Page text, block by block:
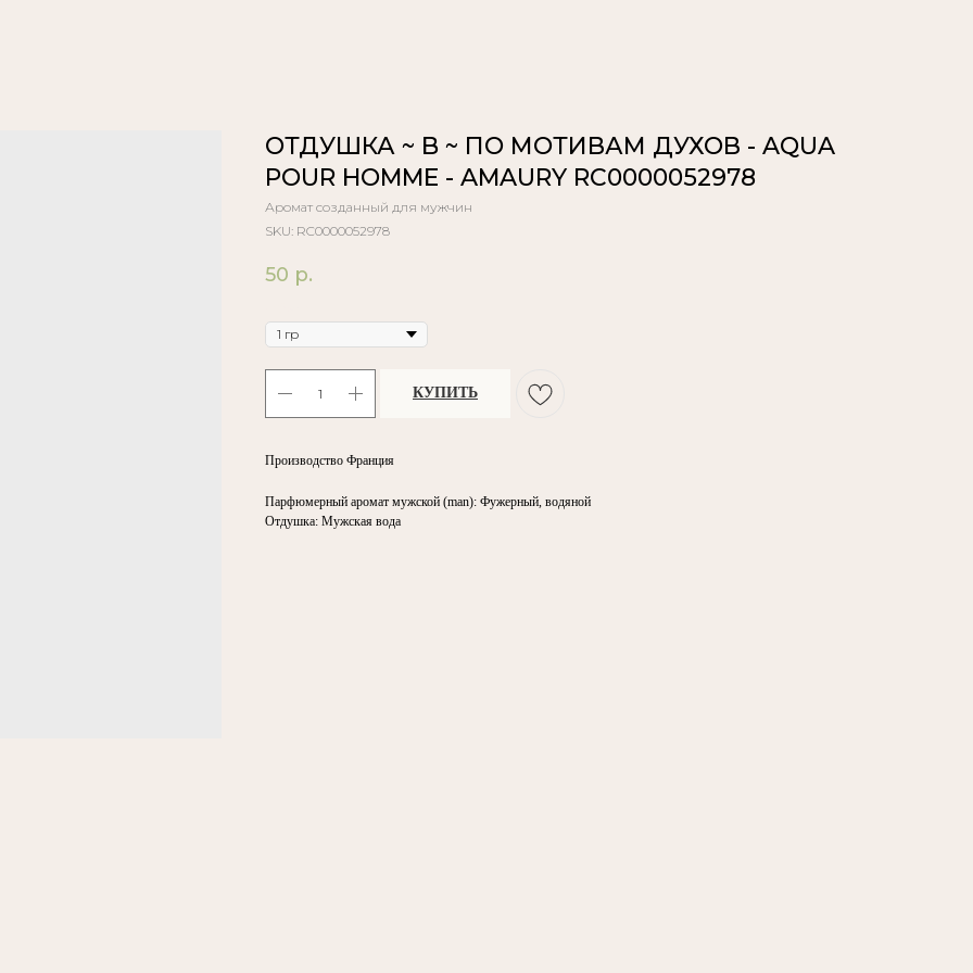
ОТДУШКА ~ B ~ ПО МОТИВАМ ДУХОВ - AQUA
POUR HOMME - AMAURY RC0000052978
Аромат созданный для мужчин
SKU: RC0000052978
50 р.
КУПИТЬ
Производство Франция
Парфюмерный аромат мужской (man): Фужерный, водяной
Отдушка: Мужская вода